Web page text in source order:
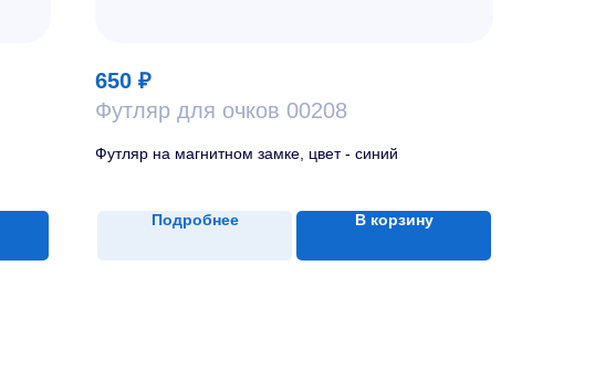
650 ₽
Футляр для очков 00208
Футляр на магнитном замке, цвет - синий
Подробнее В корзину